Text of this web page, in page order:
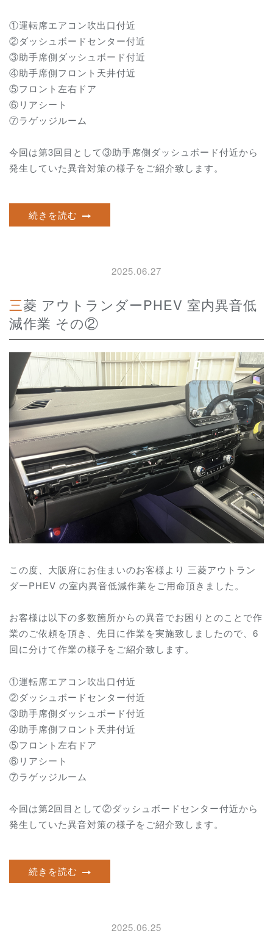
①運転席エアコン吹出口付近
②ダッシュボードセンター付近
③助手席側ダッシュボード付近
④助手席側フロント天井付近
⑤フロント左右ドア
⑥リアシート
⑦ラゲッジルーム
今回は第3回目として③助手席側ダッシュボード付近から
発生していた異音対策の様子をご紹介致します。
続きを読む
2025.06.27
三菱 アウトランダーPHEV 室内異音低
減作業 その②
この度、大阪府にお住まいのお客様より 三菱アウトラン
ダーPHEV の室内異音低減作業をご用命頂きました。
お客様は以下の多数箇所からの異音でお困りとのことで作
業のご依頼を頂き、先日に作業を実施致しましたので、6
回に分けて作業の様子をご紹介致します。
①運転席エアコン吹出口付近
②ダッシュボードセンター付近
③助手席側ダッシュボード付近
④助手席側フロント天井付近
⑤フロント左右ドア
⑥リアシート
⑦ラゲッジルーム
今回は第2回目として②ダッシュボードセンター付近から
発生していた異音対策の様子をご紹介致します。
続きを読む
2025.06.25